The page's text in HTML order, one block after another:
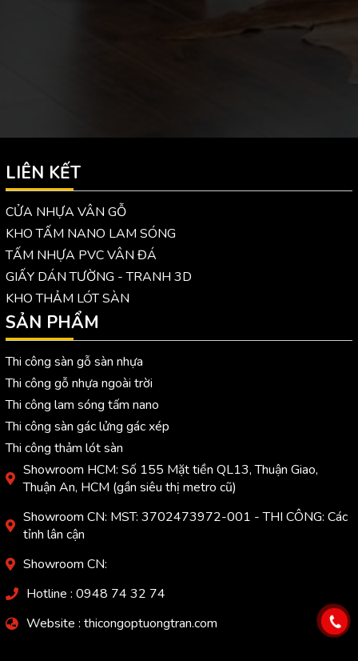
LIÊN KẾT
CỬA NHỰA VÂN GỖ
KHO TẤM NANO LAM SÓNG
TẤM NHỰA PVC VÂN ĐÁ
GIẤY DÁN TƯỜNG - TRANH 3D
KHO THẢM LÓT SÀN
SẢN PHẨM
Thi công sàn gỗ sàn nhựa
Thi công gỗ nhựa ngoài trời
Thi công lam sóng tấm nano
Thi công sàn gác lửng gác xép
Thi công thảm lót sàn
Showroom HCM: Số 155 Mặt tiền QL13, Thuận Giao,
Thuận An, HCM (gần siêu thị metro cũ)
Showroom CN: MST: 3702473972-001 - THI CÔNG: Các
tỉnh lân cận
Showroom CN:
Hotline : 0948 74 32 74
Website : thicongoptuongtran.com